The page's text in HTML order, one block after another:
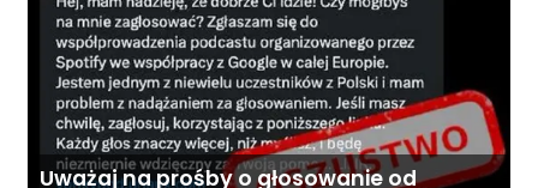
Uważaj na prośby o głosowanie od